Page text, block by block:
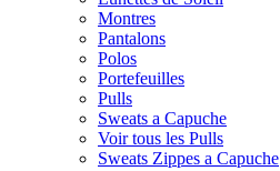
Montres
Pantalons
Polos
Portefeuilles
Pulls
Sweats a Capuche
Voir tous les Pulls
Sweats Zippes a Capuche